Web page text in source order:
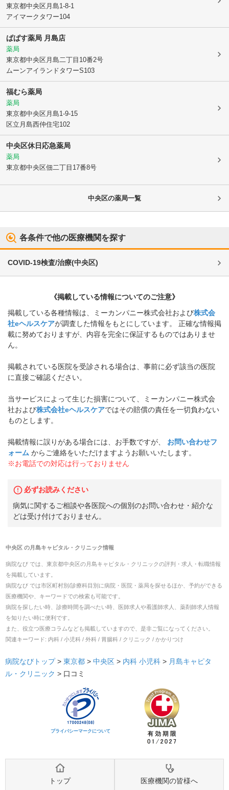
東京都中央区 月島1-8-1
アイマークタワー104
ぱぱす薬局 月島店
薬局
東京都中央区 月島二丁目10番2号
ムーンアイランドタワーS103
福むら薬局
薬局
東京都中央区 月島1-9-15
区立月島西仲住宅102
中央区休日応急薬局
薬局
東京都中央区佃二丁目17番8号
中央区の薬局一覧
各条件で他の医療機関を探す
COVID-19検査/治療(中央区)
《掲載している情報についてのご注意》
掲載している各種情報は、ミーカンパニー株式会社および株式会
社eヘルスケアが調査した情報をもとにしています。 正確な情報掲
載に努めておりますが、内容を完全に保証するものではありませ
ん。
掲載されている医院を受診される場合は、事前に必ず該当の医院
に直接ご確認ください。
当サービスによって生じた損害について、ミーカンパニー株式会
社および株式会社eヘルスケアではその賠償の責任を一切負わない
ものとします。
掲載情報に誤りがある場合には、お手数ですが、
お問い合わせフ
ォーム からご連絡をいただけますようお願いいたします。
※お電話での対応は行っておりません
必ずお読みください
病気に関するご相談や各医院への個別のお問い合わせ・紹介な
どは受け付けておりません。
中央区の月島キャピタル・クリニック情報
病院なび では、 東京都中央区の月島キャピタル・クリニックの評判・求人・転職情報
を掲載しています。
病院なび では市区町村別/診療科目別に病院・医院・薬局を探せるほか、予約ができる
医療機関や、キーワードでの検索も可能です。
病院を探したい時、診療時間を調べたい時、医師求人や看護師求人、薬剤師求人情報
を知りたい時に便利です。
また、役立つ医療コラムなども掲載していますので、是非ご覧になってください。
関連キーワード: 内科 / 小児科 / 外科 / 胃腸科 / クリニック / かかりつけ
病院なびトップ > 東京都 > 中央区 > 内科 小児科 > 月島キャピタ
ル・クリニック > 口コミ
プライバシーマークについて
トップ 医療機関の皆様へ